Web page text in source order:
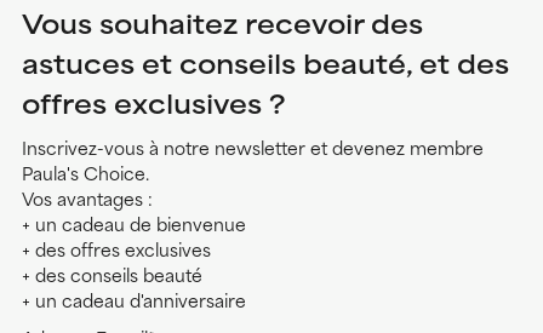
Vous souhaitez recevoir des
astuces et conseils beauté, et des
offres exclusives ?
Inscrivez-vous à notre newsletter et devenez membre
Paula's Choice.
Vos avantages :
+ un cadeau de bienvenue
+ des offres exclusives
+ des conseils beauté
+ un cadeau d'anniversaire